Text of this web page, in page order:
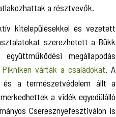
a résztvevők.
kitelepülésekkel és vezetett
szerezhetett a Bükk
megállapodás
várták a családokat. A
és a természetvédelem állt a
a vidék egyedülálló
Cseresznyefesztiválon is